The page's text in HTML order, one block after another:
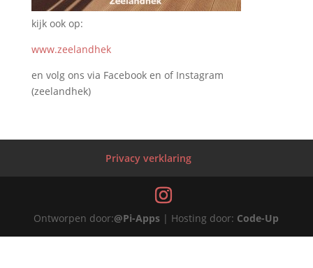
kijk ook op:
www.zeelandhek
en volg ons via Facebook en of Instagram
(zeelandhek)
Privacy verklaring
Ontworpen door:@Pi-Apps | Hosting door: Code-Up